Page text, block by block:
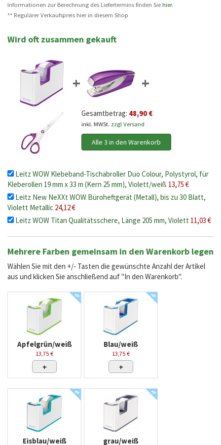
Informationen zur Berechnung des Liefertermins finden Siehier.
** Regulärer Verkaufspreis hier in diesem Shop
Wird oft zusammen gekauft
+ +
Gesamtbetrag: 48,90 €
inkl. MWSt. zzgl Versand
Alle 3 in den Warenkorb
Leitz WOW Klebeband-Tischabroller Duo Colour, Polystyrol, für
Kleberollen 19 mm x 33 m (Kern 25 mm), Violett/weiß 13,75 €
Leitz New NeXXt WOW Büroheftgerät (Metall), bis zu 30 Blatt,
Violett Metallic 24,12 €
Leitz WOW Titan Qualitätsschere, Länge 205 mm, Violett 11,03 €
Mehrere Farben gemeinsam in den Warenkorb legen
Wählen Sie mit den +/- Tasten die gewünschte Anzahl der Artikel
aus und klicken Sie anschließend auf "In den Warenkorb".
%
Apfelgrün/weiß
13,75 €
+
%
Blau/weiß
13,75 €
+
%
Eisblau/weiß
%
grau/weiß